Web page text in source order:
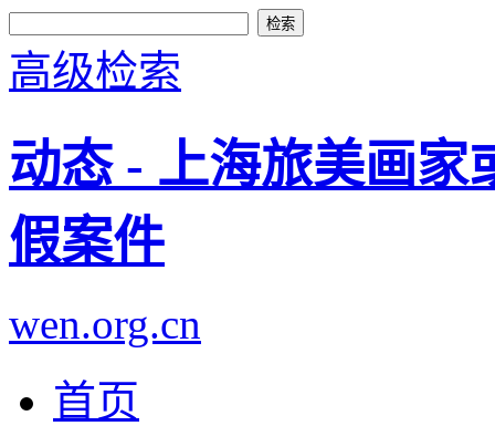
高级检索
动态 - 上海旅美画家
假案件
wen.org.cn
首页